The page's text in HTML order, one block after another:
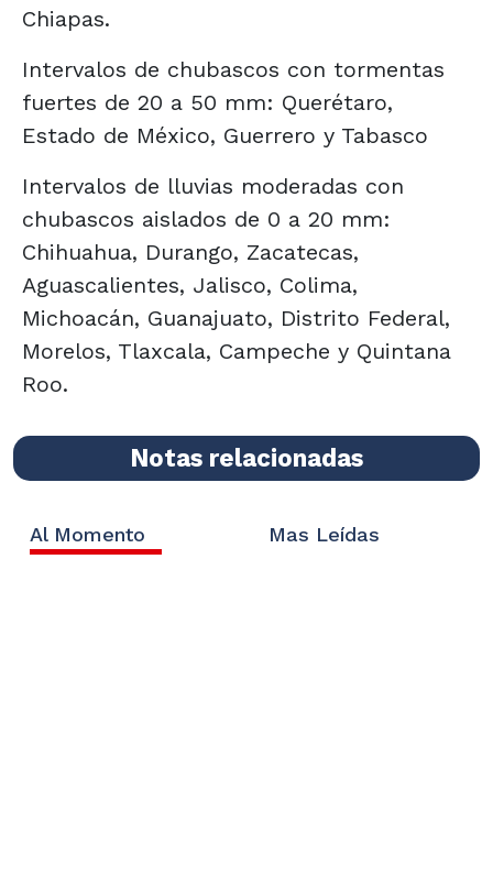
Chiapas.
Intervalos de chubascos con tormentas
fuertes de 20 a 50 mm: Querétaro,
Estado de México, Guerrero y Tabasco
Intervalos de lluvias moderadas con
chubascos aislados de 0 a 20 mm:
Chihuahua, Durango, Zacatecas,
Aguascalientes, Jalisco, Colima,
Michoacán, Guanajuato, Distrito Federal,
Morelos, Tlaxcala, Campeche y Quintana
Roo.
Notas relacionadas
Al Momento Mas Leídas